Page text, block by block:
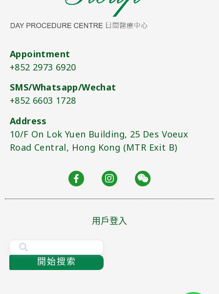
Appointment
+852 2973 6920​
SMS/Whatsapp/Wechat
+852 6603 1728
Address
10/F On Lok Yuen Building, 25 Des Voeux
Road Central, Hong Kong (MTR Exit B)​
用戶登入
開始搜索